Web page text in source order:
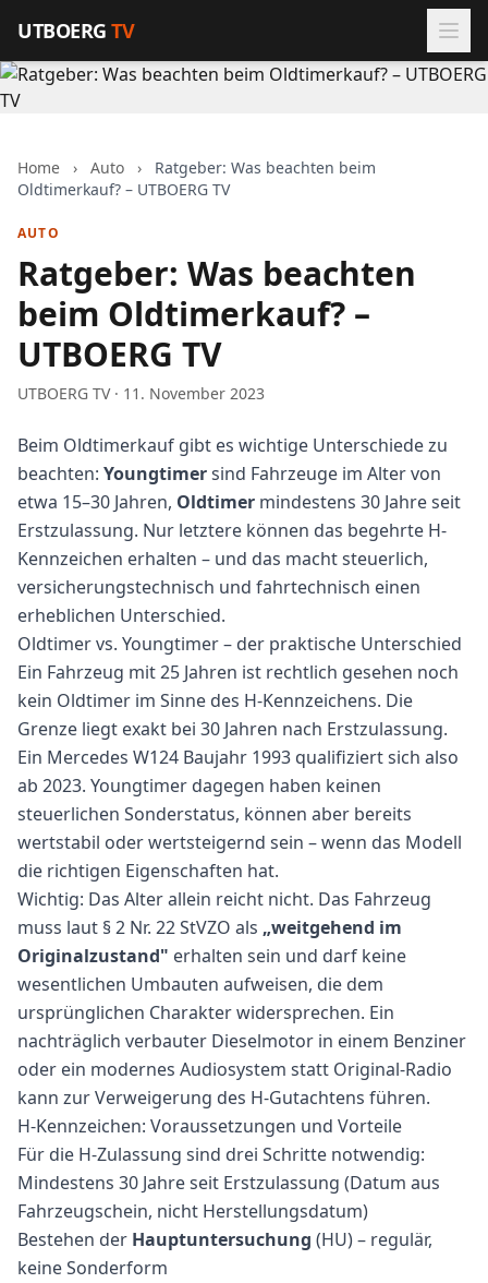
UTBOERGTV
Home › Auto ›
Ratgeber: Was beachten beim
Oldtimerkauf? – UTBOERG TV
AUTO
Ratgeber: Was beachten
beim Oldtimerkauf? –
UTBOERG TV
UTBOERG TV · 11. November 2023
Beim Oldtimerkauf gibt es wichtige Unterschiede zu
beachten: Youngtimersind Fahrzeuge im Alter von
etwa 15–30 Jahren, Oldtimer mindestens 30 Jahre seit
Erstzulassung. Nur letztere können das begehrte H-
Kennzeichen erhalten – und das macht steuerlich,
versicherungstechnisch und fahrtechnisch einen
erheblichen Unterschied.
Oldtimer vs. Youngtimer – der praktische Unterschied
Ein Fahrzeug mit 25 Jahren ist rechtlich gesehen noch
kein Oldtimer im Sinne des H-Kennzeichens. Die
Grenze liegt exakt bei 30 Jahren nach Erstzulassung.
Ein Mercedes W124 Baujahr 1993 qualifiziert sich also
ab 2023. Youngtimer dagegen haben keinen
steuerlichen Sonderstatus, können aber bereits
wertstabil oder wertsteigernd sein – wenn das Modell
die richtigen Eigenschaften hat.
Wichtig: Das Alter allein reicht nicht. Das Fahrzeug
muss laut § 2 Nr. 22 StVZO als „weitgehend im
Originalzustand" erhalten sein und darf keine
wesentlichen Umbauten aufweisen, die dem
ursprünglichen Charakter widersprechen. Ein
nachträglich verbauter Dieselmotor in einem Benziner
oder ein modernes Audiosystem statt Original-Radio
kann zur Verweigerung des H-Gutachtens führen.
H-Kennzeichen: Voraussetzungen und Vorteile
Für die H-Zulassung sind drei Schritte notwendig:
Mindestens 30 Jahre seit Erstzulassung (Datum aus
Fahrzeugschein, nicht Herstellungsdatum)
Bestehen der Hauptuntersuchung (HU) – regulär,
keine Sonderform